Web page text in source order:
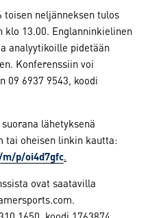
toisen neljänneksen tulos
13.00. Englanninkielinen
analyytikoille pidetään
Konferenssiin voi
09 6937 9543, koodi
lähetyksenä
tai oheisen linkin kautta:
p/oi4d7gfc.
ovat saatavilla